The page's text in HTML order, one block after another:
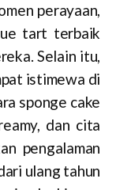
perayaan,
tart terbaik
Selain itu,
istimewa di
sponge cake
dan cita
pengalaman
ulang tahun